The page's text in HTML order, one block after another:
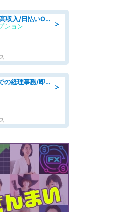
＞
組立・組付け/未経験OK/高収入/日払いOK/寮費無料/日勤
ション
＞
8月開始/飲食店運営会社での経理事務/即日勤務可/車通勤可/経理/一般事務